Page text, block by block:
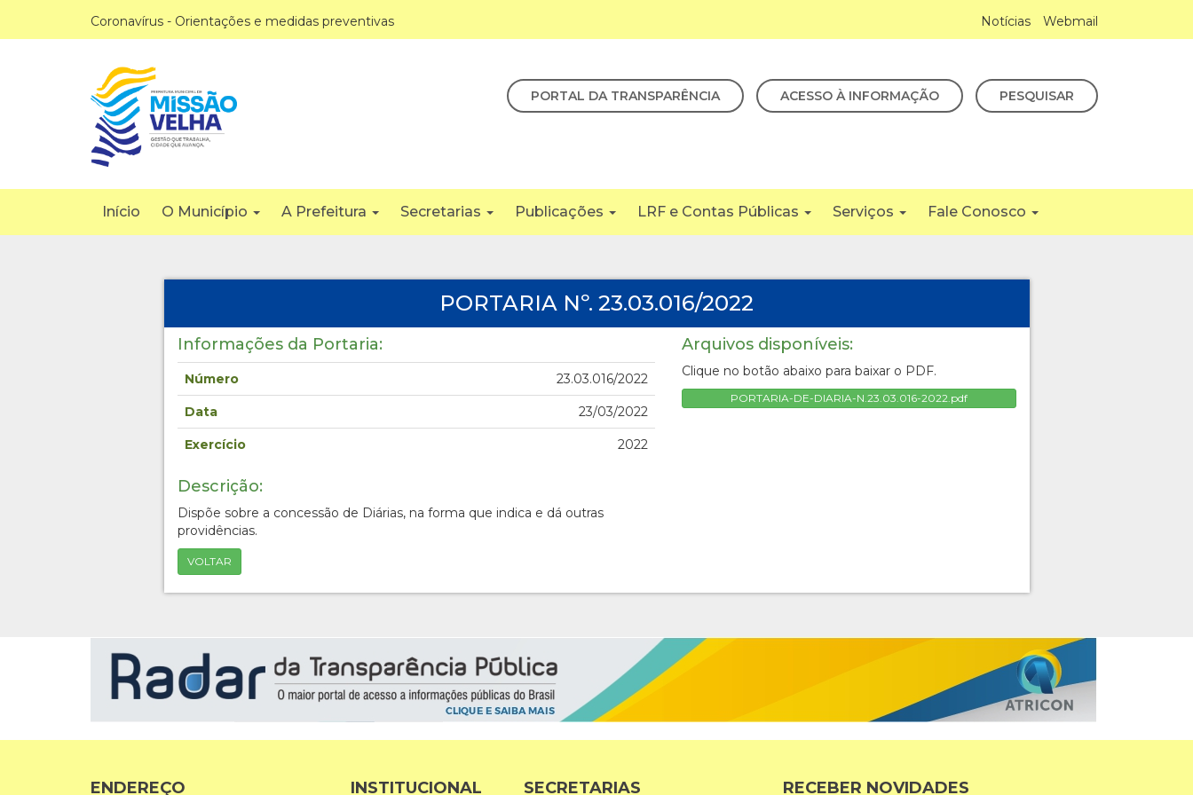
Coronavírus - Orientações e medidas preventivas Notícias Webmail
PORTAL DA TRANSPARÊNCIA ACESSO À INFORMAÇÃO PESQUISAR
Início O Município A Prefeitura Secretarias Publicações LRF e Contas Públicas Serviços Fale Conosco
PORTARIA Nº. 23.03.016/2022
Informações da Portaria:
Número 23.03.016/2022
Data 23/03/2022
Exercício 2022
Descrição:
Dispõe sobre a concessão de Diárias, na forma que indica e dá outras
providências.
VOLTAR
Arquivos disponíveis:
Clique no botão abaixo para baixar o PDF.
PORTARIA-DE-DIARIA-N.23.03.016-2022.pdf
ENDEREÇO INSTITUCIONAL SECRETARIAS RECEBER NOVIDADES